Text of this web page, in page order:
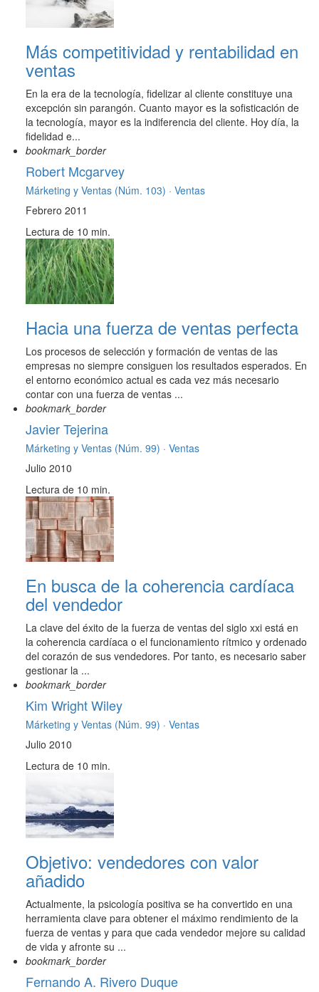
Más competitividad y rentabilidad en
ventas
En la era de la tecnología, fidelizar al cliente constituye una
excepción sin parangón. Cuanto mayor es la sofisticación de
la tecnología, mayor es la indiferencia del cliente. Hoy día, la
fidelidad e...
bookmark_border
Robert Mcgarvey
Márketing y Ventas (Núm. 103) · Ventas
Febrero 2011
Lectura de 10 min.
Hacia una fuerza de ventas perfecta
Los procesos de selección y formación de ventas de las
empresas no siempre consiguen los resultados esperados. En
el entorno económico actual es cada vez más necesario
contar con una fuerza de ventas ...
bookmark_border
Javier Tejerina
Márketing y Ventas (Núm. 99) · Ventas
Julio 2010
Lectura de 10 min.
En busca de la coherencia cardíaca
del vendedor
La clave del éxito de la fuerza de ventas del siglo xxi está en
la coherencia cardíaca o el funcionamiento rítmico y ordenado
del corazón de sus vendedores. Por tanto, es necesario saber
gestionar la ...
bookmark_border
Kim Wright Wiley
Márketing y Ventas (Núm. 99) · Ventas
Julio 2010
Lectura de 10 min.
Objetivo: vendedores con valor
añadido
Actualmente, la psicología positiva se ha convertido en una
herramienta clave para obtener el máximo rendimiento de la
fuerza de ventas y para que cada vendedor mejore su calidad
de vida y afronte su ...
bookmark_border
Fernando A. Rivero Duque